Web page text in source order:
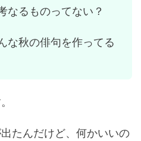
なるものってない？
な秋の俳句を作ってる
たんだけど、何かいいの